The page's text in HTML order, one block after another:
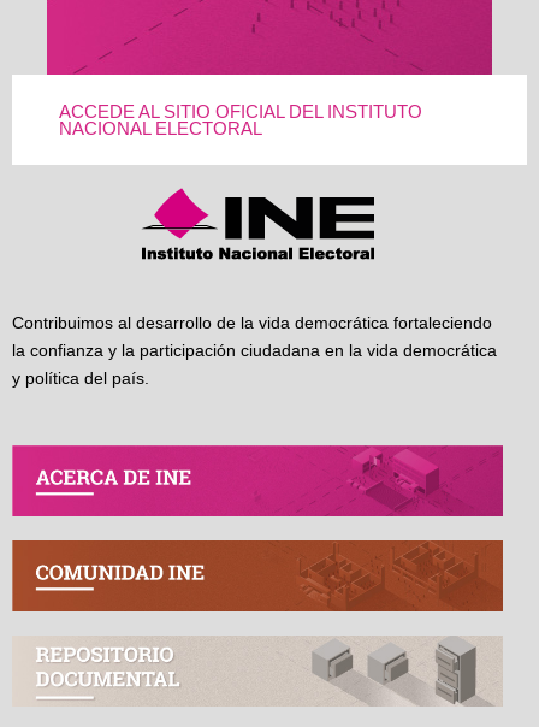
ACCEDE AL SITIO OFICIAL DEL INSTITUTO
NACIONAL ELECTORAL
Contribuimos al desarrollo de la vida democrática fortaleciendo
la confianza y la participación ciudadana en la vida democrática
y política del país.